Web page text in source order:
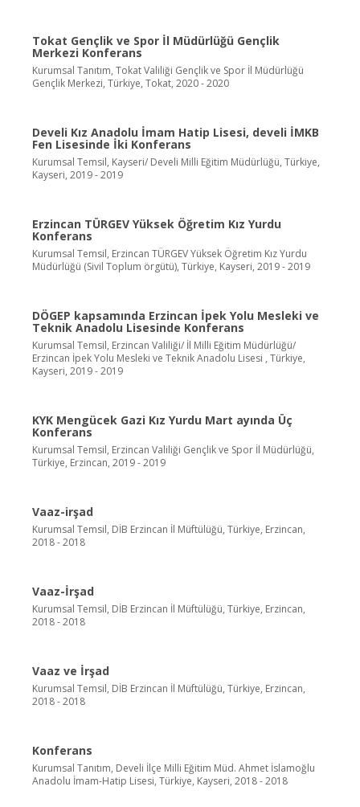
Tokat Gençlik ve Spor İl Müdürlüğü Gençlik
Merkezi Konferans
Kurumsal Tanıtım, Tokat Valiliği Gençlik ve Spor İl Müdürlüğü
Gençlik Merkezi, Türkiye, Tokat, 2020 - 2020
Develi Kız Anadolu İmam Hatip Lisesi, develi İMKB
Fen Lisesinde İki Konferans
Kurumsal Temsil, Kayseri/ Develi Milli Eğitim Müdürlüğü, Türkiye,
Kayseri, 2019 - 2019
Erzincan TÜRGEV Yüksek Öğretim Kız Yurdu
Konferans
Kurumsal Temsil, Erzincan TÜRGEV Yüksek Öğretim Kız Yurdu
Müdürlüğü (Sivil Toplum örgütü), Türkiye, Kayseri, 2019 - 2019
DÖGEP kapsamında Erzincan İpek Yolu Mesleki ve
Teknik Anadolu Lisesinde Konferans
Kurumsal Temsil, Erzincan Valiliği/ İl Milli Eğitim Müdürlüğü/
Erzincan İpek Yolu Mesleki ve Teknik Anadolu Lisesi , Türkiye,
Kayseri, 2019 - 2019
KYK Mengücek Gazi Kız Yurdu Mart ayında Üç
Konferans
Kurumsal Temsil, Erzincan Valiliği Gençlik ve Spor İl Müdürlüğü,
Türkiye, Erzincan, 2019 - 2019
Vaaz-irşad
Kurumsal Temsil, DİB Erzincan İl Müftülüğü, Türkiye, Erzincan,
2018 - 2018
Vaaz-İrşad
Kurumsal Temsil, DİB Erzincan İl Müftülüğü, Türkiye, Erzincan,
2018 - 2018
Vaaz ve İrşad
Kurumsal Temsil, DİB Erzincan İl Müftülüğü, Türkiye, Erzincan,
2018 - 2018
Konferans
Kurumsal Tanıtım, Develi İlçe Milli Eğitim Müd. Ahmet İslamoğlu
Anadolu İmam-Hatip Lisesi, Türkiye, Kayseri, 2018 - 2018